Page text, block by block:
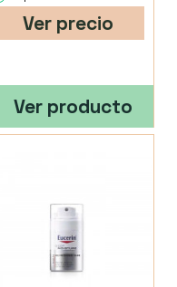
Ver precio
Ver producto